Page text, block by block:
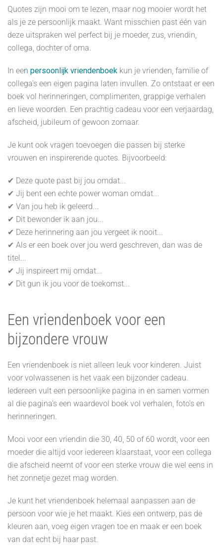
Quotes zijn mooi om te lezen, maar nog mooier wordt het
als je ze persoonlijk maakt. Want misschien past één van
deze uitspraken wel perfect bij je moeder, zus, vriendin,
collega, dochter of oma.
In een persoonlijk vriendenboek kun je vrienden, familie of
collega’s een eigen pagina laten invullen. Zo ontstaat er een
boek vol herinneringen, complimenten, grappige verhalen
en lieve woorden. Een prachtig cadeau voor een verjaardag,
afscheid, jubileum of gewoon zomaar.
Je kunt ook vragen toevoegen die passen bij sterke
vrouwen en inspirerende quotes. Bijvoorbeeld:
✔ Deze quote past bij jou omdat...
✔ Jij bent een echte power woman omdat...
✔ Van jou heb ik geleerd...
✔ Dit bewonder ik aan jou...
✔ Deze herinnering aan jou vergeet ik nooit...
✔ Als er een boek over jou werd geschreven, dan was de
titel...
✔ Jij inspireert mij omdat...
✔ Dit gun ik jou voor de toekomst...
Een vriendenboek voor een
bijzondere vrouw
Een vriendenboek is niet alleen leuk voor kinderen. Juist
voor volwassenen is het vaak een bijzonder cadeau.
Iedereen vult een persoonlijke pagina in en samen vormen
al die pagina’s een waardevol boek vol verhalen, foto’s en
herinneringen.
Mooi voor een vriendin die 30, 40, 50 of 60 wordt, voor een
moeder die altijd voor iedereen klaarstaat, voor een collega
die afscheid neemt of voor een sterke vrouw die wel eens in
het zonnetje gezet mag worden.
Je kunt het vriendenboek helemaal aanpassen aan de
persoon voor wie je het maakt. Kies een ontwerp, pas de
kleuren aan, voeg eigen vragen toe en maak er een boek
van dat echt bij haar past.